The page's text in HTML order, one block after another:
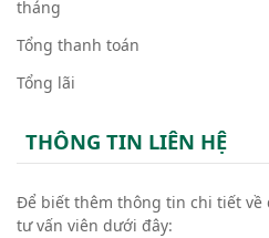
tháng
Tổng thanh toán
Tổng lãi
THÔNG TIN LIÊN HỆ
Để biết thêm thông tin chi tiết về
tư vấn viên dưới đây: